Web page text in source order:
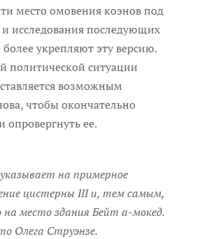
место омовения коэнов под
исследования последующих
более укрепляют эту версию.
политической ситуации
возможным
чтобы окончательно
опровергнуть ее.
на примерное
цистерны III и, тем самым,
на место здания Бейт а-мокед.
Олега Струэнзе.